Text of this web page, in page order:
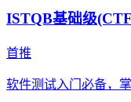
ISTQB基础级
首推
软件测试入门必备，